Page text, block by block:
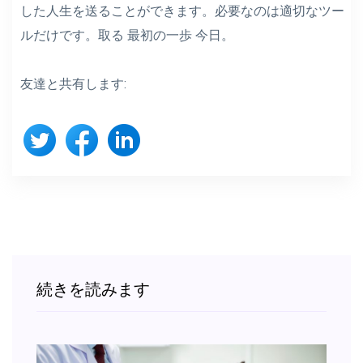
した人生を送ることができます。必要なのは適切なツー
ルだけです。取る 最初の一歩 今日。
友達と共有します:
続きを読みます